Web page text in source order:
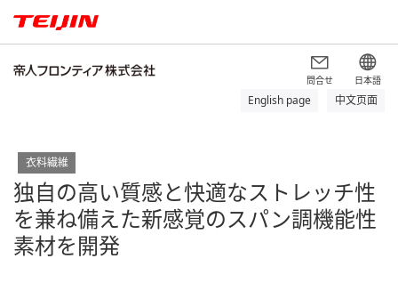
問合せ 日本語
English page 中文页面
衣料繊維
独自の高い質感と快適なストレッチ性
を兼ね備えた新感覚のスパン調機能性
素材を開発